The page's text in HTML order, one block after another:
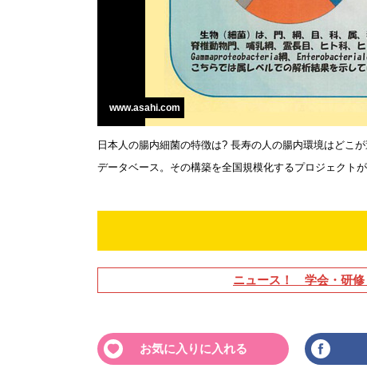
www.asahi.com
日本人の腸内細菌の特徴は? 長寿の人の腸内環境はどこ
データベース。その構築を全国規模化するプロジェクト
ニュース！ 学会・研修
お気に入りに入れる